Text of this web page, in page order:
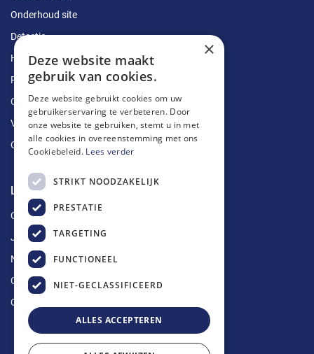
Onderhoud site
Detectie
Herstellingen
Ruimingen
Ontstoppingen
Vetputten
Ontkalking
Longin Service
Over ons
Jobs
Nieuws
Contact
Offerte aanvragen
×
Deze website maakt
gebruik van cookies.
Deze website gebruikt cookies om uw
gebruikerservaring te verbeteren. Door
onze website te gebruiken, stemt u in met
alle cookies in overeenstemming met ons
Cookiebeleid. Lees verder
STRIKT NOODZAKELIJK
PRESTATIE
TARGETING
FUNCTIONEEL
NIET-GECLASSIFICEERD
ALLES ACCEPTEREN